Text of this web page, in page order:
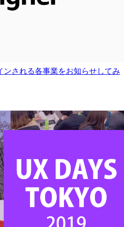
される各事業をお知らせしてみ